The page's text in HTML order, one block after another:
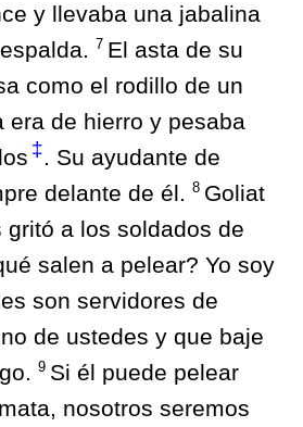
y llevaba una jabalina
7 El asta de su
como el rodillo de un
era de hierro y pesaba
‡. Su ayudante de
delante de él. 8 Goliat
gritó a los soldados de
salen a pelear? Yo soy
son servidores de
de ustedes y que baje
9 Si él puede pelear
nosotros seremos